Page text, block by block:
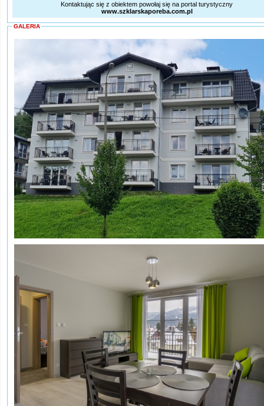
Kontaktując się z obiektem powołaj się na portal turystyczny
www.szklarskaporeba.com.pl
GALERIA